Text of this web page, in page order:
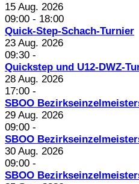
15 Aug. 2026
09:00 - 18:00
Quick-Step-Schach-Turnier
23 Aug. 2026
09:30 -
Quickstep und U12-DWZ-
28 Aug. 2026
17:00 -
SBOO
29 Aug. 2026
09:00 -
SBOO
30 Aug. 2026
09:00 -
SBOO